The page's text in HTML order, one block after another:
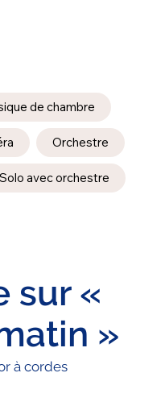
sur «
»
à cordes
de chambre
Orchestre
Solo avec orchestre